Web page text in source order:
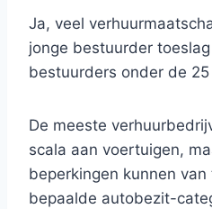
Ja, veel
jonge bestuurder
bestuurders onder de 25
De meeste
scala aan voertuigen,
beperkingen kunnen
bepaalde autobezit-